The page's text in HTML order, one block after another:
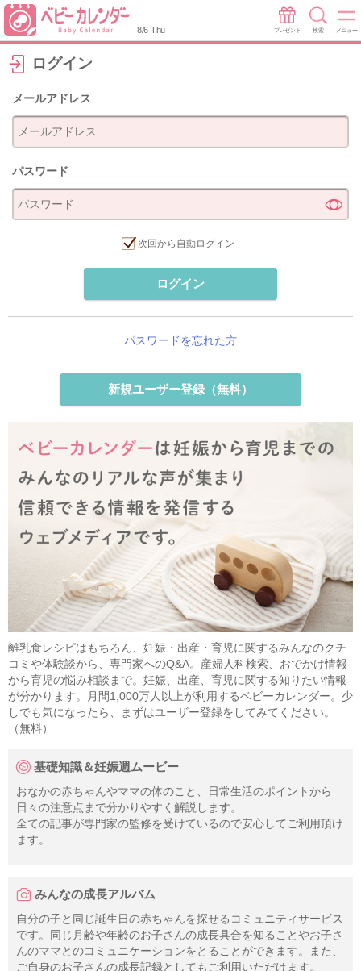
8/6 Thu プレゼント 検索 メニュー
ログイン
メールアドレス
パスワード
次回から自動ログイン
ログイン
パスワードを忘れた方
新規ユーザー登録（無料）
離乳食レシピはもちろん、妊娠・出産・育児に関するみんなのクチ
コミや体験談から、専門家へのQ&A。産婦人科検索、おでかけ情報
から育児の悩み相談まで。妊娠、出産、育児に関する知りたい情報
が分かります。月間1,000万人以上が利用するベビーカレンダー。少
しでも気になったら、まずはユーザー登録をしてみてください。
（無料）
基礎知識＆妊娠週ムービー
おなかの赤ちゃんやママの体のこと、日常生活のポイントから
日々の注意点まで分かりやすく解説します。
全ての記事が専門家の監修を受けているので安心してご利用頂け
ます。
みんなの成長アルバム
自分の子と同じ誕生日の赤ちゃんを探せるコミュニティサービス
です。同じ月齢や年齢のお子さんの成長具合を知ることやお子さ
んのママとのコミュニケーションをとることができます。また、
ご自身のお子さんの成長記録としてもご利用いただけます。